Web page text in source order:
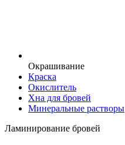
Окрашивание
Краска
Окислитель
Хна для бровей
Минеральные растворы
Ламинирование бровей